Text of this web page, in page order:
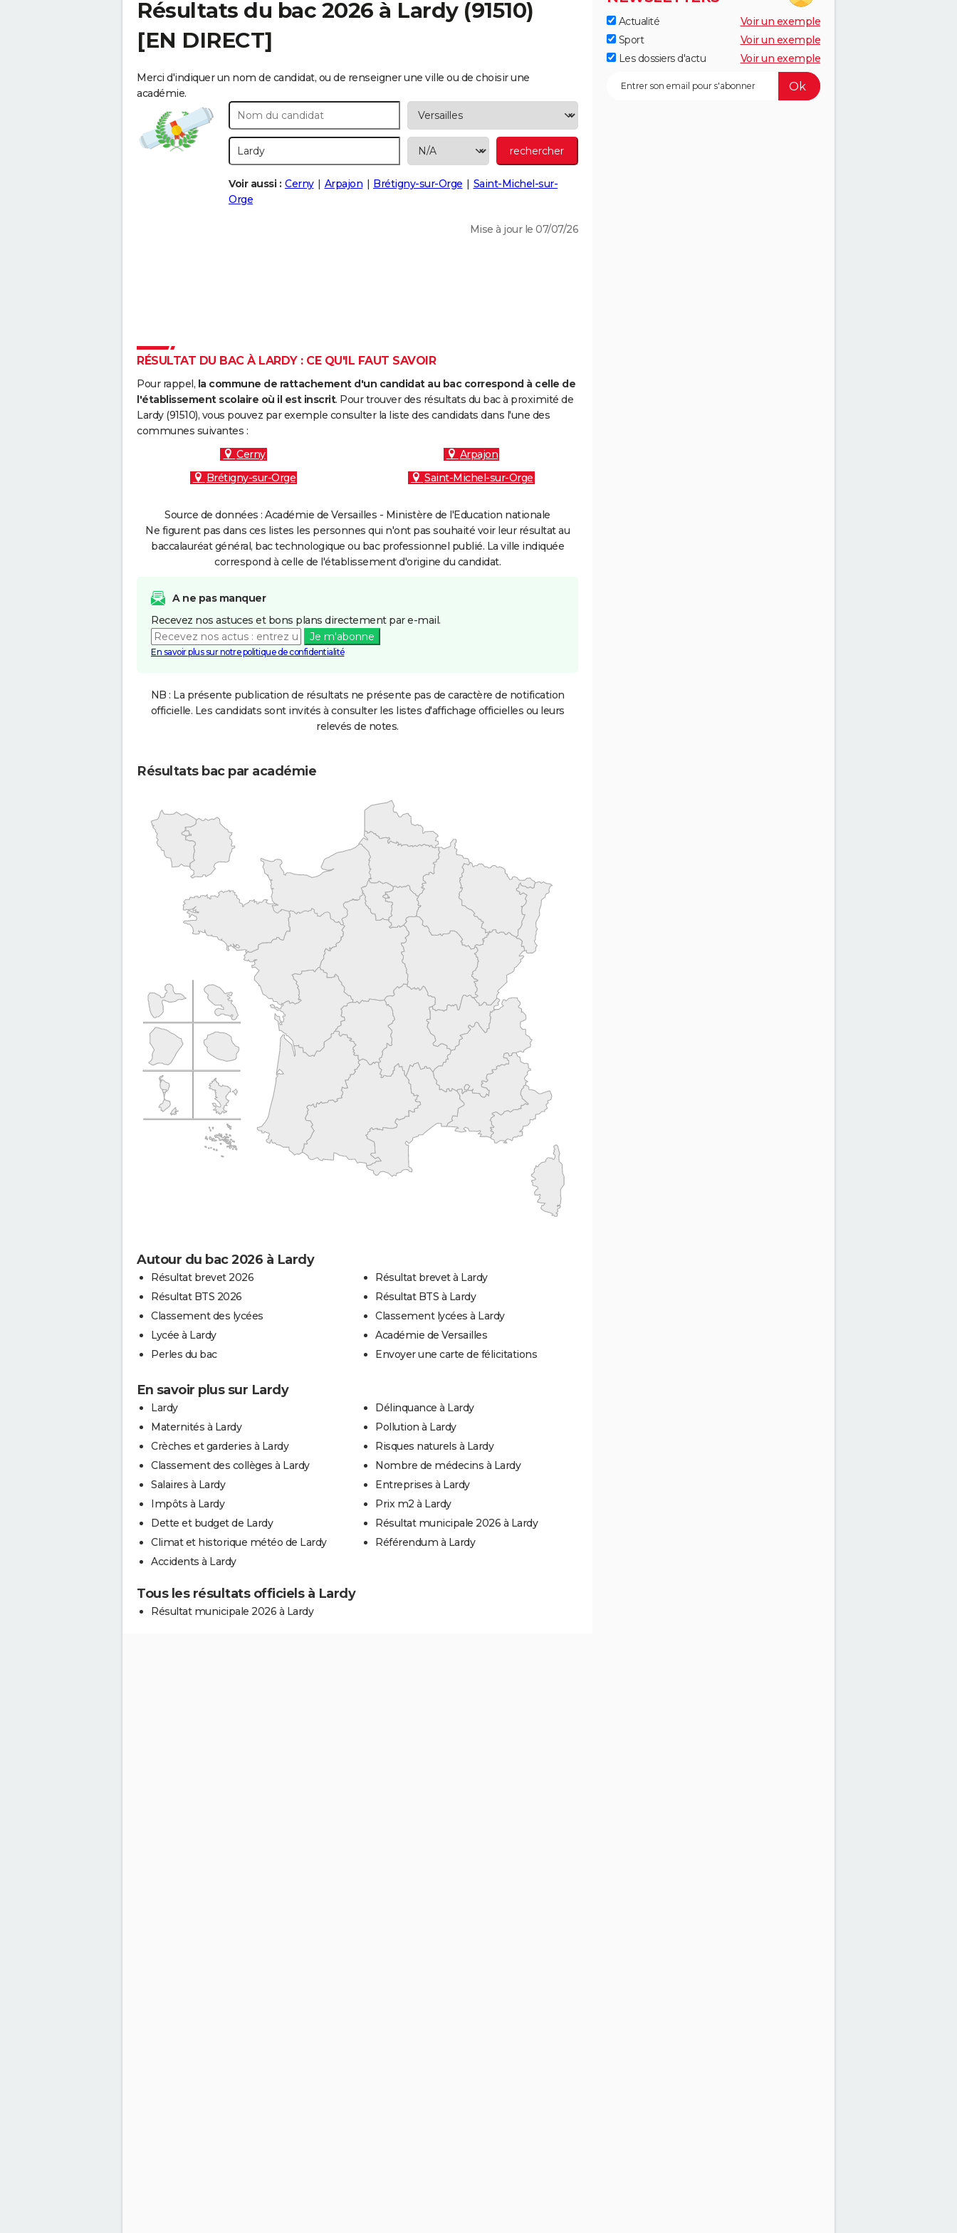
Résultats du bac 2026 à Lardy(91510)
[EN DIRECT]
Merci d'indiquer un nom de candidat, ou de renseigner une ville ou de choisir une
académie.
Voir aussi : Cerny Arpajon Brétigny-sur-Orge
Saint-Michel-sur-
Orge
Mise à jour le 07/07/26
RÉSULTAT DU BAC À LARDY : CE QU'IL FAUT SAVOIR
Pour rappel, la commune de rattachement d'un candidat au bac correspond à celle de
l'établissement scolaire où il est inscrit. Pour trouver des résultats du bac à proximité de
Lardy (91510), vous pouvez par exemple consulter la liste des candidats dans l'une des
communes suivantes :
Cerny
Arpajon
Brétigny-sur-Orge
Saint-Michel-sur-Orge
Source de données : Académie de Versailles - Ministère de l'Education nationale
Ne figurent pas dans ces listes les personnes qui n'ont pas souhaité voir leur résultat au
baccalauréat général, bac technologique ou bac professionnel publié. La ville indiquée
correspond à celle de l'établissement d'origine du candidat.
A ne pas manquer
Recevez nos astuces et bons plans directement par e-mail.
Je m'abonne
En savoir plus sur notre politique de confidentialité
NB : La présente publication de résultats ne présente pas de caractère de notification
officielle. Les candidats sont invités à consulter les listes d'affichage officielles ou leurs
relevés de notes.
Résultats bac par académie
Autour du bac 2026 à Lardy
Résultat brevet 2026
Résultat BTS 2026
Classement des lycées
Lycée à Lardy
Perles du bac
Résultat brevet à Lardy
Résultat BTS à Lardy
Classement lycées à Lardy
Académie de Versailles
Envoyer une carte de félicitations
En savoir plus sur Lardy
Lardy
Maternités à Lardy
Crèches et garderies à Lardy
Classement des collèges à Lardy
Salaires à Lardy
Impôts à Lardy
Dette et budget de Lardy
Climat et historique météo de Lardy
Accidents à Lardy
Délinquance à Lardy
Pollution à Lardy
Risques naturels à Lardy
Nombre de médecins à Lardy
Entreprises à Lardy
Prix m2 à Lardy
Résultat municipale 2026 à Lardy
Référendum à Lardy
Tous les résultats officiels à Lardy
Résultat municipale 2026 à Lardy
Actualité
Voir un exemple
Sport
Voir un exemple
Les dossiers d'actu
Voir un exemple